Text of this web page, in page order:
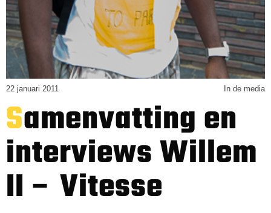
22 januari 2011 In de media
Samenvatting en
interviews Willem
II – Vitesse